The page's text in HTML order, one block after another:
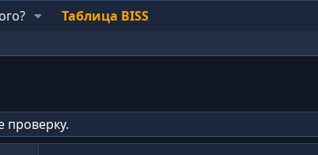
Таблица BISS
проверку.